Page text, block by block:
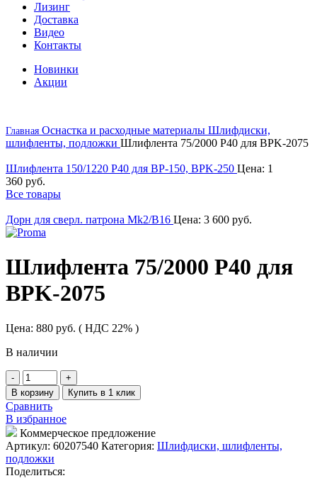
Лизинг
Доставка
Видео
Контакты
Новинки
Акции
Главная Оснастка и расходные материалы Шлифдиски,
шлифленты, подложки Шлифлента 75/2000 Р40 для BPK-2075
Шлифлента 150/1220 Р40 для BP-150, BPK-250 Цена: 1
360 руб.
Все товары
Дорн для сверл. патрона Mk2/B16 Цена: 3 600 руб.
Шлифлента 75/2000 Р40 для
BPK-2075
Цена: 880 руб. ( НДС 22% )
В наличии
Количество
товара
Шлифлента
75/2000
Р40
для
BPK-
2075
В корзину Купить в 1 клик
Сравнить
В избранное
Коммерческое предложение
Артикул: 60207540 Категория: Шлифдиски, шлифленты,
подложки
Поделиться: